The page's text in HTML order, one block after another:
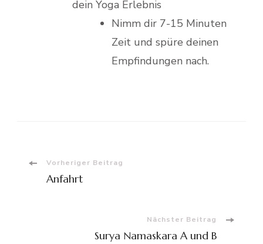
dein Yoga Erlebnis
Nimm dir 7-15 Minuten
Zeit und spüre deinen
Empfindungen nach.
Beitragsnavigation
Vorheriger Beitrag
Anfahrt
Nächster Beitrag
Surya Namaskara A und B